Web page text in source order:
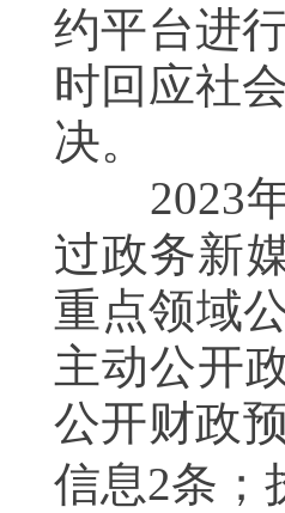
约平台进
时回应社
决。
2023年
过政务新
重点领域
主动公开
公开财政
信息2条；